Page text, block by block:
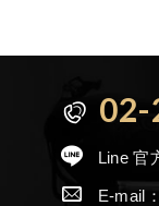
Line 官
E-mail